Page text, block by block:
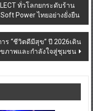
ทั่วโลกยกระดับร้าน
Power ไทยอย่างยั่งยืน
ร “ชีวิตดีมีสุข” ปี 2026เดิน
ภาพและกำลังใจสู่ชุมชน